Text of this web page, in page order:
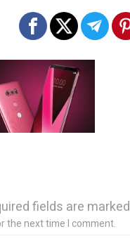
fields are marked
the next time I comment.